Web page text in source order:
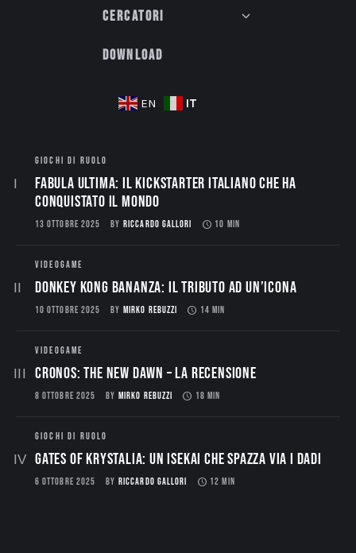
Cercatori
Download
EN IT
GIOCHI DI RUOLO
Fabula Ultima: il Kickstarter italiano che ha
conquistato il mondo
13 OTTOBRE 2025 BY RICCARDO GALLORI 10 MIN
VIDEOGAME
Donkey Kong Bananza: Il Tributo ad un’Icona
10 OTTOBRE 2025 BY MIRKO REBUZZI 14 MIN
VIDEOGAME
CRONOS: THE NEW DAWN – La Recensione
8 OTTOBRE 2025 BY MIRKO REBUZZI 18 MIN
GIOCHI DI RUOLO
Gates of Krystalia: Un Isekai che spazza via i dadi
6 OTTOBRE 2025 BY RICCARDO GALLORI 12 MIN